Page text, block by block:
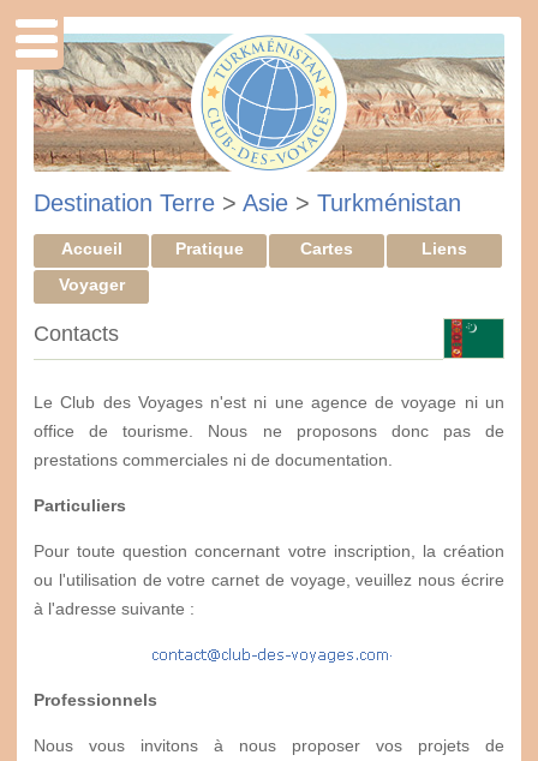
Destination Terre > Asie > Turkménistan
Accueil Pratique Cartes
Liens
Voyager
Contacts
Le Club des Voyages n'est ni une agence de voyage ni un
office de tourisme. Nous ne proposons donc pas de
prestations commerciales ni de documentation.
Particuliers
Pour toute question concernant votre inscription, la création
ou l'utilisation de votre carnet de voyage, veuillez nous écrire
à l'adresse suivante :
Professionnels
Nous vous invitons à nous proposer vos projets de